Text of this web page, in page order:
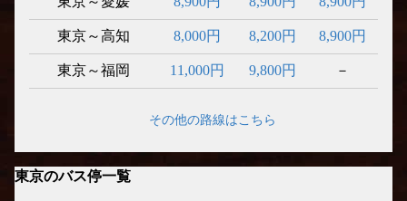
東京～高知 8,000円 8,200円 8,900円
東京～福岡 11,000円 9,800円 －
その他の路線はこちら
東京のバス停一覧